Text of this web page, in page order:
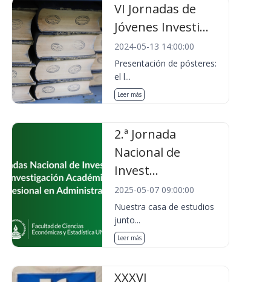
VI Jornadas de
Jóvenes Investi...
2024-05-13 14:00:00
Presentación de pósteres:
el l...
Leer más
2.ª Jornada
Nacional de
Invest...
2025-05-07 09:00:00
Nuestra casa de estudios
junto...
Leer más
XXXVI